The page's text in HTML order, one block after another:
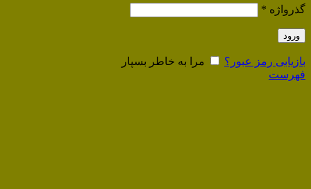
گذرواژه *
ورود
بازیابی رمز عبور؟
مرا به خاطر بسپار
فهرست